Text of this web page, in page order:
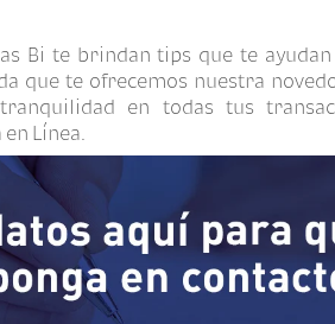
Bi te brindan tips que te
que te ofrecemos nuestra
en todas tus
Línea.